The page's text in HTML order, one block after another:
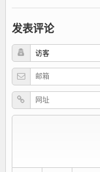
发表评论